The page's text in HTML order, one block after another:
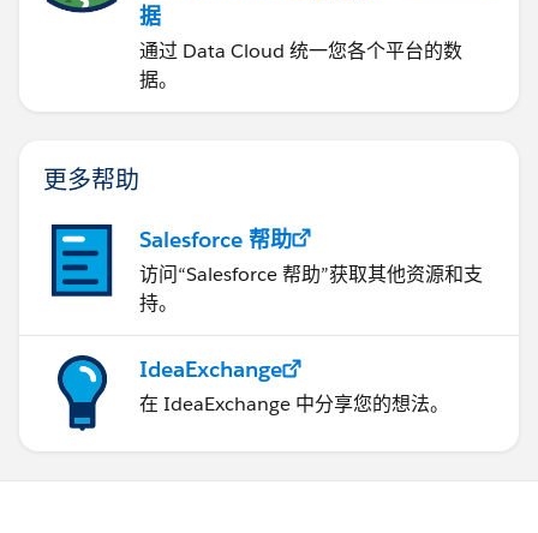
据
通过 Data Cloud 统一您各个平台的数
据。
更多帮助
Salesforce 帮助
访问“Salesforce 帮助”获取其他资源和支
持。
IdeaExchange
在 IdeaExchange 中分享您的想法。